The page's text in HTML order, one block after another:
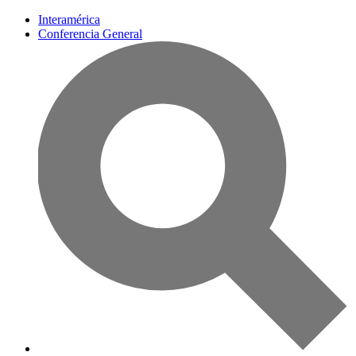
Interamérica
Conferencia General